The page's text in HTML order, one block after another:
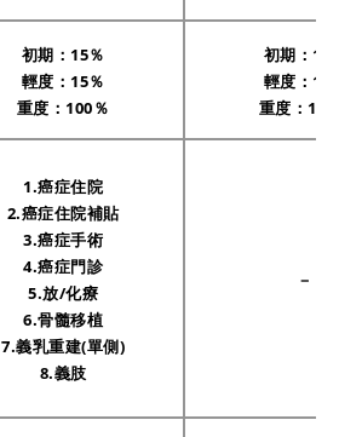
初期：15％
輕度：15％
重度：100％
初期：10
輕度：10
重度：100
1.癌症住院
2.癌症住院補貼
3.癌症手術
4.癌症門診
5.放/化療
6.骨髓移植
7.義乳重建(單側)
8.義肢
－